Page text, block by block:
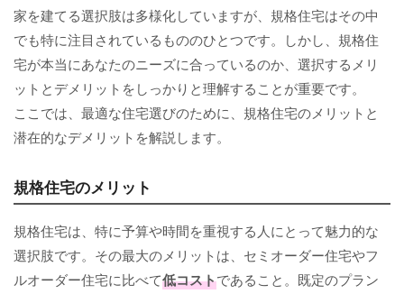
家を建てる選択肢は多様化していますが、規格住宅はその中
でも特に注目されているもののひとつです。しかし、規格住
宅が本当にあなたのニーズに合っているのか、選択するメリ
ットとデメリットをしっかりと理解することが重要です。
ここでは、最適な住宅選びのために、規格住宅のメリットと
潜在的なデメリットを解説します。
規格住宅のメリット
規格住宅は、特に予算や時間を重視する人にとって魅力的な
選択肢です。その最大のメリットは、セミオーダー住宅やフ
ルオーダー住宅に比べて低コストであること。既定のプラン